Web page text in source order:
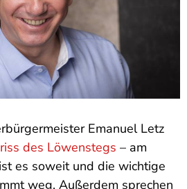
Emanuel Letz
des Löwenstegs – am
es soweit und die wichtige
weg. Außerdem sprechen